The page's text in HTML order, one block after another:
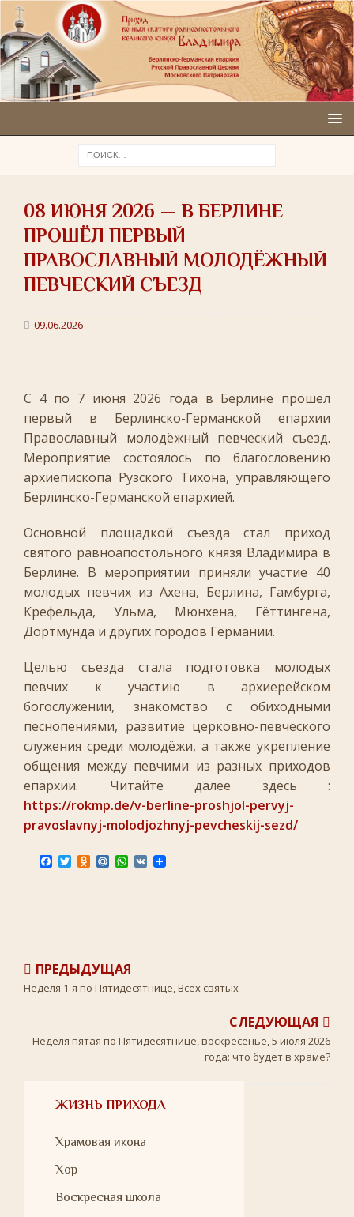
08 ИЮНЯ 2026 — В БЕРЛИНЕ
ПРОШЁЛ ПЕРВЫЙ
ПРАВОСЛАВНЫЙ МОЛОДЁЖНЫЙ
ПЕВЧЕСКИЙ СЪЕЗД
09.06.2026
С 4 по 7 июня 2026 года в Берлине прошёл
первый в Берлинско-Германской епархии
Православный молодёжный певческий съезд.
Мероприятие состоялось по благословению
архиепископа Рузского Тихона, управляющего
Берлинско-Германской епархией.
Основной площадкой съезда стал приход
святого равноапостольного князя Владимира в
Берлине. В мероприятии приняли участие 40
молодых певчих из Ахена, Берлина, Гамбурга,
Крефельда, Ульма, Мюнхена, Гёттингена,
Дортмунда и других городов Германии.
Целью съезда стала подготовка молодых
певчих к участию в архиерейском
богослужении, знакомство с обиходными
песнопениями, развитие церковно-певческого
служения среди молодёжи, а также укрепление
общения между певчими из разных приходов
епархии. Читайте далее здесь :
https://rokmp.de/v-berline-proshjol-pervyj-
pravoslavnyj-molodjozhnyj-pevcheskij-sezd/
T O
s
n
i
M W V
ПРЕДЫДУЩАЯ
Неделя 1-я по Пятидесятнице, Всех святых
СЛЕДУЮЩАЯ
Неделя пятая по Пятидесятнице, воскресенье, 5 июля 2026
года: что будет в храме?
ЖИЗНЬ ПРИХОДА
Храмовая икона
Хор
Воскресная школа